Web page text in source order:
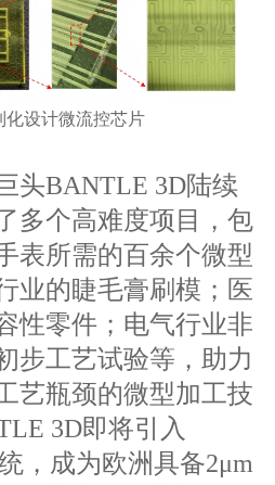
化设计微流控芯片
头BANTLE 3D陆续
多个高难度项目，包
表所需的百余个微型
业的睫毛膏刷模；医
性零件；电气行业非
步工艺试验等，助力
艺瓶颈的微型加工技
3D即将引入
，成为欧洲具备2μm